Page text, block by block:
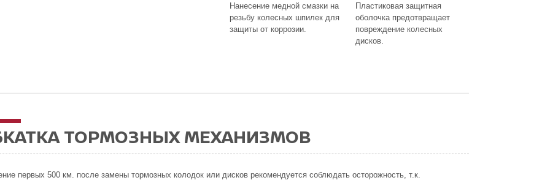
Нанесение медной смазки на
резьбу колесных шпилек для
защиты от коррозии.
Пластиковая защитная
оболочка предотвращает
повреждение колесных
дисков.
ТОРМОЗНЫХ МЕХАНИЗМОВ
первых 500 км. после замены тормозных колодок или дисков рекомендуется соблюдать осторожность, т.к.